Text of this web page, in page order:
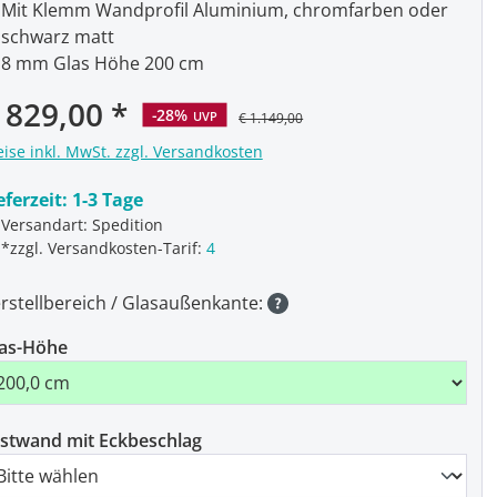
-28% UVP € 1.149,00
inkl. MwSt. zzgl. Versandkosten
1-3 Tage
Versandart: Spedition
*zzgl. Versandkosten-Tarif:4
Mit Klemm Wandprofil Aluminium, chromfarben oder
schwarz matt
8 mm Glas Höhe 200 cm
/ Glasaußenkante:
Höhe
mit Eckbeschlag